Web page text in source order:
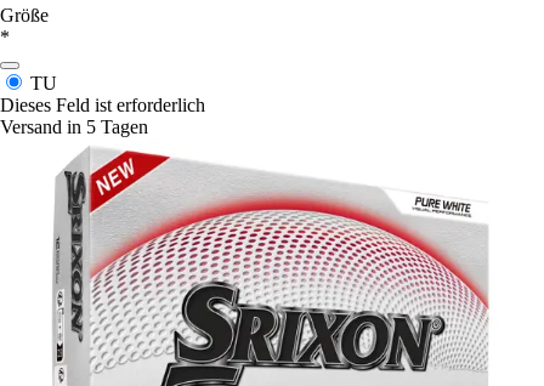
Größe
*
TU
Dieses Feld ist erforderlich
Versand in 5 Tagen